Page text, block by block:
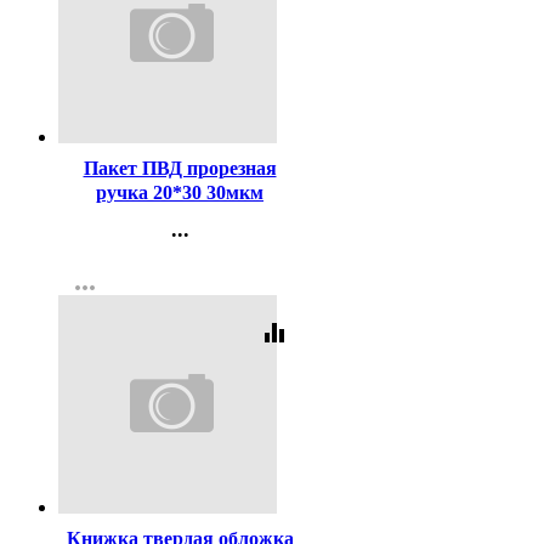
Пакет ПВД прорезная
ручка 20*30 30мкм
...
Регистрация
more_horiz
equalizer
Книжка твердая обложка